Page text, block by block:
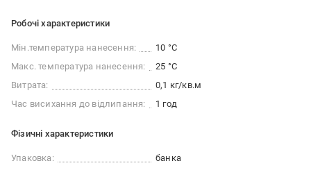
Робочі характеристики
Мін.температура нанесення:
10 °C
Макс. температура нанесення:
25 °C
Витрата:
0,1 кг/кв.м
Час висихання до відлипання:
1 год
Фізичні характеристики
Упаковка:
банка